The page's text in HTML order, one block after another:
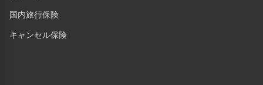
国内旅行保険
キャンセル保険